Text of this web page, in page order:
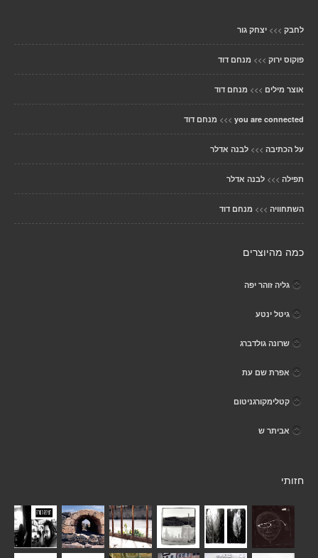
לחבק >>> יצחק גור
פוקוס ירוק >>> מנחם דוד
אוצר מילים >>> מנחם דוד
you are connected
>>> מנחם דוד
על הכתיבה >>> לבנה אדלר
תפילה >>> לבנה אדלר
השתחוויה >>> מנחם דוד
כמה מהיוצרים
גליה זוהר יפה
גיטל ינטע
שרונה גולדברג
אפרת שם עת
קטלימקורגניטום
אביתר ש
חזותי